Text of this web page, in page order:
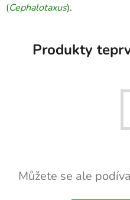
(Cephalotaxus).
Produkty
Můžete se ale